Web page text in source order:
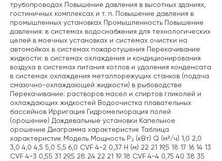
трубопроводах Повышение давления в высотных зданиях,
гостиничных комплексах и т. п. Повышение давления в
промышленных установках Промышленность Повышение
давления: в системах водоснабжения для технологических
целей в моечных установках и системах очистки на
автомойках в системах пожаротушения Перекачивание
жидкости: в системах охлаждения и кондиционирования
воздуха в системах питания котлов и удаления конденсата
в системах охлаждения металлорежущих станков (подача
смазочно-охлаждающей жидкости) в рыбоводстве
Перекачивание: растворов масел и спиртов гликолей и
охлаждающих жидкостей Водоочистка плавательных
бассейнов Ирригация Гидромелиорация полей
(орошение) Дождевальные установки Капельное
орошение Диаграмма характеристик Таблица
характеристик Модель Мощность P₂ (кВт) Q (м³/ч) 1,0 2,0
3,0 4,0 4,5 5,0 5,5 6,0 CVF 4-2 0,37 H (м) 22 21 19,5 18 17 16 14 13
CVF 4-3 0,55 31 29,5 28 24 22 21 19 18 CVF 4-4 0,75 40 38 35